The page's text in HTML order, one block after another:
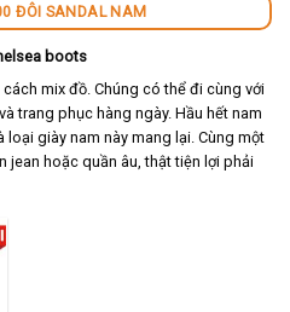
ĐÔI SANDAL NAM
boots
mix đồ. Chúng có thể đi cùng với
trang phục hàng ngày. Hầu hết nam
giày nam này mang lại. Cùng một
jean hoặc quần âu, thật tiện lợi phải